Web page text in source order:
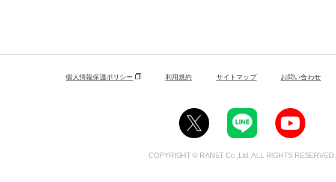
個人情報保護ポリシー 利用規約 サイトマップ お問い合わせ
COPYRIGHT © RANET Co.,Ltd. ALL RIGHTS RESERVED.